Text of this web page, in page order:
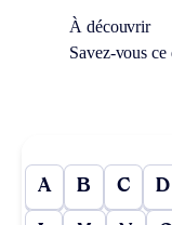
À découvrir
Savez-vous
A B C D